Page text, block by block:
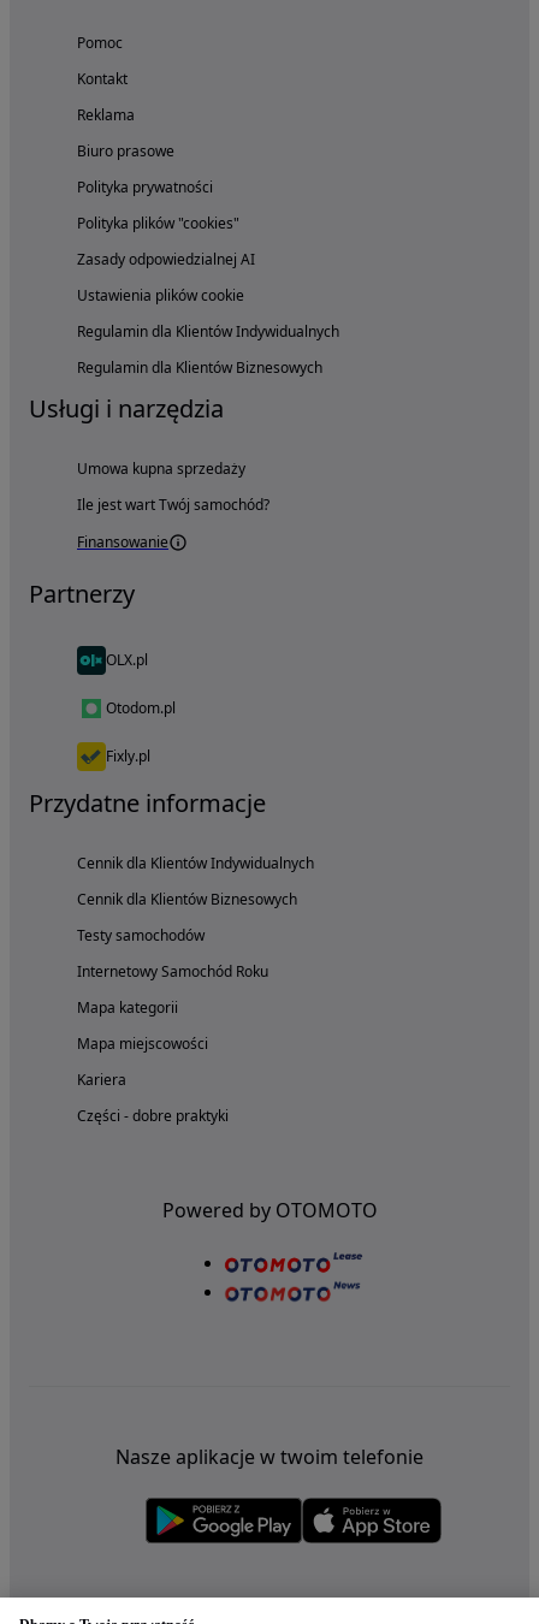
Pomoc
Kontakt
Reklama
Biuro prasowe
Polityka prywatności
Polityka plików "cookies"
Zasady odpowiedzialnej AI
Ustawienia plików cookie
Regulamin dla Klientów Indywidualnych
Regulamin dla Klientów Biznesowych
Usługi i narzędzia
Umowa kupna sprzedaży
Ile jest wart Twój samochód?
Finansowanie
Partnerzy
OLX.pl
Otodom.pl
Fixly.pl
Przydatne informacje
Cennik dla Klientów Indywidualnych
Cennik dla Klientów Biznesowych
Testy samochodów
Internetowy Samochód Roku
Mapa kategorii
Mapa miejscowości
Kariera
Części - dobre praktyki
Powered by OTOMOTO
Nasze aplikacje w twoim telefonie